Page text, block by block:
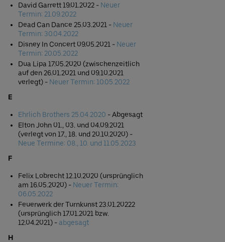
David Garrett 19.01.2022 - Neuer
Termin: 21.09.2022
Dead Can Dance 25.03.2021 - Neuer
Termin: 30.04.2022
Disney In Concert 09.05.2021 - Neuer
Termin: 20.05.2022
Dua Lipa 17.05.2020 (zwischenzeitlich
auf den 26.01.2021 und 09.10.2021
verlegt) - Neuer Termin: 10.05.2022
E
Ehrlich Brothers 25.04.2020 - Abgesagt
Elton John 01., 03. und 04.09.2021
(verlegt von 17., 18. und 20.10.2020) -
Neue Termine: 08., 10. und 11.05.2023
F
Felix Lobrecht 12.10.2020 (ursprünglich
am 16.05.2020) - Neuer Termin:
06.05.2022
Feuerwerk der Turnkunst 23.01.20222
(ursprünglich 17.01.2021 bzw.
12.04.2021) -abgesagt
H